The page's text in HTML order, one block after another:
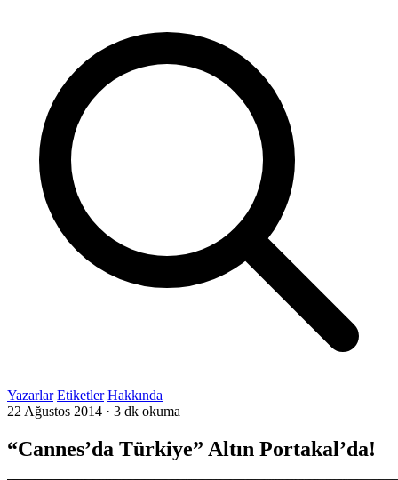
Yazarlar Etiketler Hakkında
22 Ağustos 2014 · 3 dk okuma
“Cannes’da Türkiye” Altın Portakal’da!